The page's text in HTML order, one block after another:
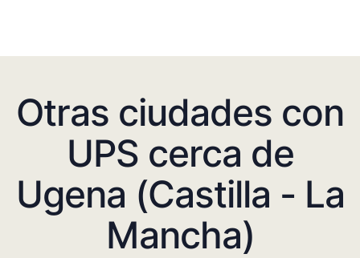
Otras ciudades con
UPS cerca de
Ugena (Castilla - La
Mancha)